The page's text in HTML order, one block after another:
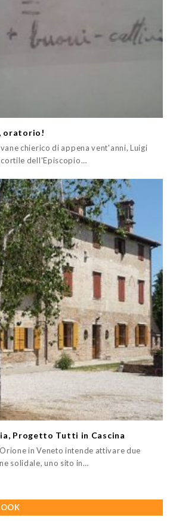
oratorio!
chierico di appena vent'anni, Luigi
dell'Episcopio…
Progetto Tutti in Cascina
in Veneto intende attivare due
solidale, uno sito in…